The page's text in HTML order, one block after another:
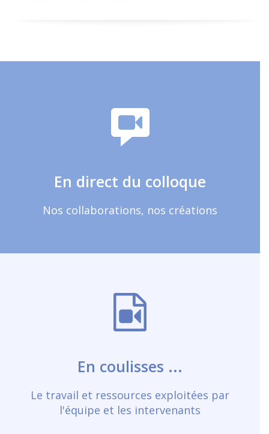
En direct du colloque
Nos collaborations, nos créations
Nos collaborations, nos
créations !
réalisations communes
En savoir plus
En coulisses ...
Le travail et ressources exploitées par
l'équipe et les intervenants
Et bien plus ...
l'équipe, évaluation,...
En savoir plus